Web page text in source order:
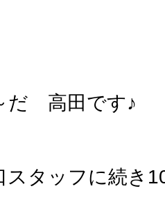
だ 高田です♪
スタッフに続き